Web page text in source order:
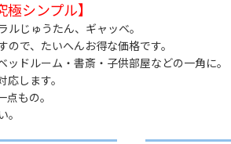
シンプル】
じゅうたん、ギャッベ。
で、たいへんお得な価格です。
ドルーム・書斎・子供部屋などの一角に。
します。
もの。